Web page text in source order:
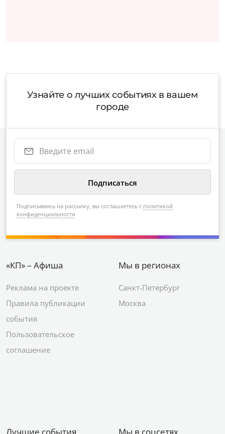
Узнайте о лучших событиях в вашем
городе
Подписываясь на рассылку, вы соглашаетесь с политикой
конфиденциальности
«КП» – Афиша
Реклама на проекте
Правила публикации
события
Пользовательское
соглашение
Мы в регионах
Санкт-Петербург
Москва
Лучшие события Мы в соцсетях